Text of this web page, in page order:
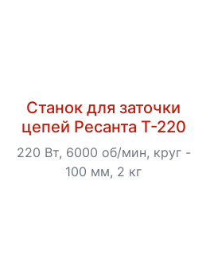
Станок для заточки
цепей Ресанта Т-220
220 Вт, 6000 об/мин, круг -
100 мм, 2 кг